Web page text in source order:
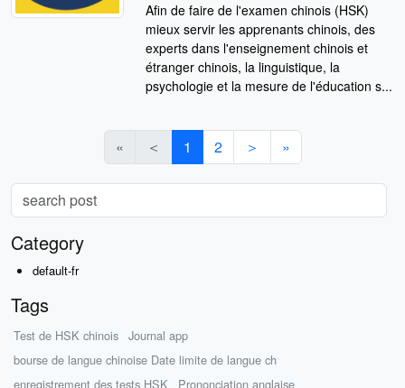
Afin de faire de l'examen chinois (HSK)
mieux servir les apprenants chinois, des
experts dans l'enseignement chinois et
étranger chinois, la linguistique, la
psychologie et la mesure de l'éducation s...
« ＜ 1 2 ＞ »
Category
default-fr
Tags
Test de HSK chinois
Journal app
bourse de langue chinoise Date limite de langue ch
enregistrement des tests HSK
Prononciation anglaise